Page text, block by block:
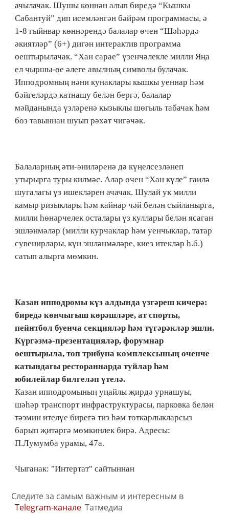
ачылачак. Шушы көннән алып биредә “Кышкы
Сабантуй” дип исемләнгән бәйрәм программасы, ә
1-8 гыйнвар көннәрендә балалар өчен “Шәһәрдә
әкиятләр” (6+) дигән интерактив программа
оештырылачак. “Хан сарае” үзенчәлекле милли Яңа
ел чыршы-өе әлеге авылның символы булачак.
Ипподромның нәни кунаклары кышкы уеннар һәм
бәйгеләрдә катнашу белән бергә, балалар
мәйданында үзләренә кызыклы шөгыль табачак һәм
боз тавыннан шуып рәхәт чигәчәк.
Балаларның әти-әниләренә дә күңелсезләнеп
утырырга туры килмәс. Алар өчен “Хан күле” гаилә
шугалагы үз ишекләрен ачачак. Шулай ук милли
камыр ризыклары һәм кайнар чәй белән сыйланырга,
милли һөнәрчелек осталары үз куллары белән ясаган
эшләнмәләр (милли курчаклар һәм уенчыклар, татар
сувенирлары, күн эшләнмәләре, киез итекләр һ.б.)
сатып алырга мөмкин.
Казан ипподромы күз алдында үзгәреш кичерә:
биредә көнчыгыш көрәшләре, ат спорты,
пейнтбол буенча секцияләр һәм түгәрәкләр эшли.
Күргәзмә-презентацияләр, форумнар
оештырыла, төп трибуна комплексының өченче
катындагы рестораннарда туйлар һәм
юбилейлар билгеләп үтелә.
Казан ипподромының уңайлы җирдә урнашуы,
шәһәр транспорт инфраструктурасы, парковка белән
тәэмин ителүе бирегә тиз һәм тоткарлыкларсыз
барып җитәргә мөмкинлек бирә. Адресы:
П.Лумумба урамы, 47а.
Чыганак: "Интертат" сайтыннан
Следите за самым важным и интересным в
Telegram-канале Татмедиа